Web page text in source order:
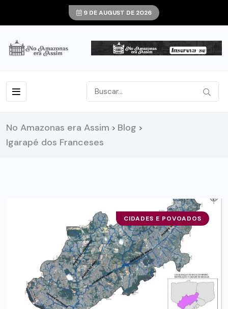
9 DE AUGUST DE 2026
No Amazonas era Assim > Blog >
Igarapé dos Franceses
CIDADES E POVOADOS